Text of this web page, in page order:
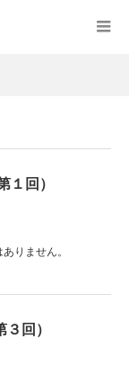
１回）
りません。
回）